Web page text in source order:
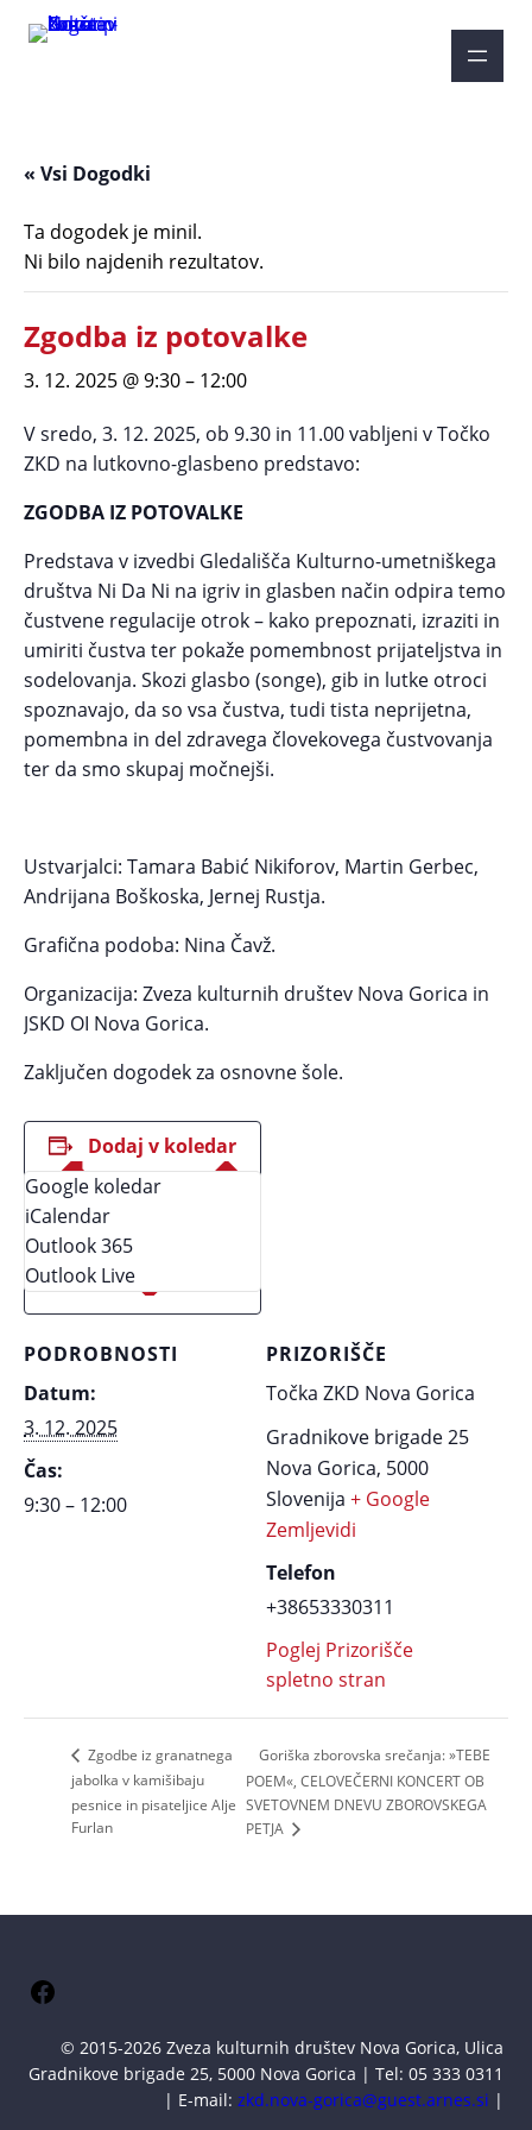
« Vsi Dogodki
Ta dogodek je minil.
Ni bilo najdenih rezultatov.
Zgodba iz potovalke
3. 12. 2025 @ 9:30– 12:00
V sredo, 3. 12. 2025, ob 9.30 in 11.00 vabljeni v Točko
ZKD na lutkovno-glasbeno predstavo:
ZGODBA IZ POTOVALKE
Predstava v izvedbi Gledališča Kulturno-umetniškega
društva Ni Da Ni na igriv in glasben način odpira temo
čustvene regulacije otrok – kako prepoznati, izraziti in
umiriti čustva ter pokaže pomembnost prijateljstva in
sodelovanja. Skozi glasbo (songe), gib in lutke otroci
spoznavajo, da so vsa čustva, tudi tista neprijetna,
pomembna in del zdravega človekovega čustvovanja
ter da smo skupaj močnejši.
Ustvarjalci: Tamara Babić Nikiforov, Martin Gerbec,
Andrijana Boškoska, Jernej Rustja.
Grafična podoba: Nina Čavž.
Organizacija: Zveza kulturnih društev Nova Gorica in
JSKD OI Nova Gorica.
Zaključen dogodek za osnovne šole.
Dodaj v koledar
Google koledar
iCalendar
Outlook 365
Outlook Live
PODROBNOSTI
Datum:
3. 12. 2025
Čas:
9:30 – 12:00
PRIZORIŠČE
Točka ZKD Nova Gorica
Gradnikove brigade 25
Nova Gorica, 5000
Slovenija + Google
Zemljevidi
Telefon
+38653330311
Poglej Prizorišče
spletno stran
Zgodbe iz granatnega
jabolka v kamišibaju
pesnice in pisateljice Alje
Furlan
Goriška zborovska srečanja: »TEBE
POEM«, CELOVEČERNI KONCERT OB
SVETOVNEM DNEVU ZBOROVSKEGA
PETJA
Facebook
© 2015-2026 Zveza kulturnih društev Nova Gorica, Ulica
Gradnikove brigade 25, 5000 Nova Gorica | Tel: 05 333 0311
| E-mail: zkd.nova-gorica@guest.arnes.si |